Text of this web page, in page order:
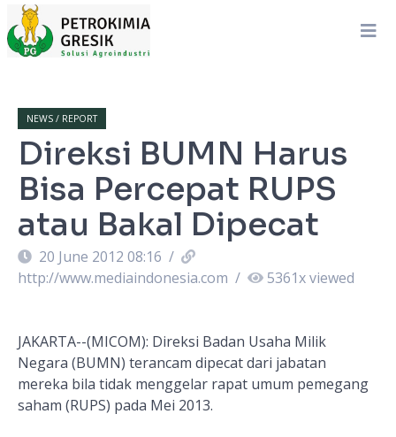
NEWS / REPORT
Direksi BUMN Harus
Bisa Percepat RUPS
atau Bakal Dipecat
20 June 2012 08:16 /
http://www.mediaindonesia.com / 5361x viewed
JAKARTA--(MICOM): Direksi Badan Usaha Milik
Negara (BUMN) terancam dipecat dari jabatan
mereka bila tidak menggelar rapat umum pemegang
saham (RUPS) pada Mei 2013.